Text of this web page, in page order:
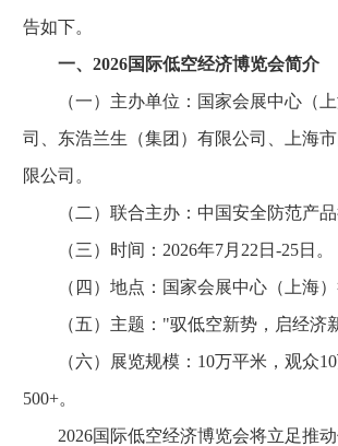
告如下。
一、2026国际低空经济博览会简介
（一）主办单位：国家会展中心（上
司、东浩兰生（集团）有限公司、上海
限公司。
（二）联合主办：中国安全防范产品
（三）时间：2026年7月22日-25日。
（四）地点：国家会展中心（上海）
（五）主题："驭低空新势，启经济新
（六）展览规模：10万平米，观众10
500+。
2026国际低空经济博览会将立足推动